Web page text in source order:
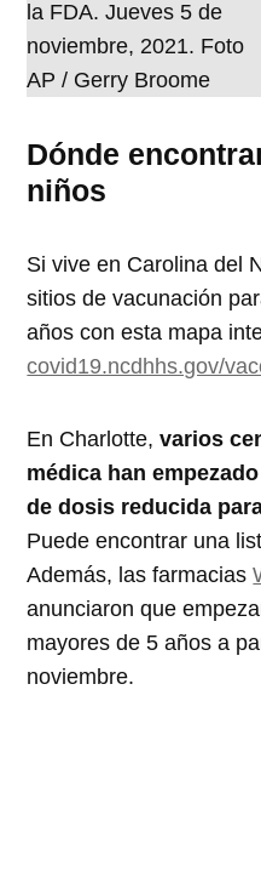
Dónde
niños
Si vive en Carolina del
sitios de vacunación
años con esta mapa
covid19.ncdhhs.gov/
En Charlotte,varios
médica han
de dosis reducida
Puede encontrar una
Además, las farmacias
anunciaron que
mayores de 5 años a
noviembre.